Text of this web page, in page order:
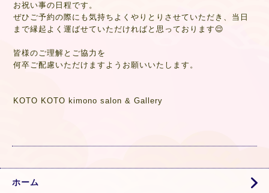
お祝い事の日程です。
ぜひご予約の際にも気持ちよくやりとりさせていただき、当日
まで縁起よく運ばせていただければと思っております😌
皆様のご理解とご協力を
何卒ご配慮いただけますようお願いいたします。
KOTO KOTO kimono salon & Gallery
ホーム